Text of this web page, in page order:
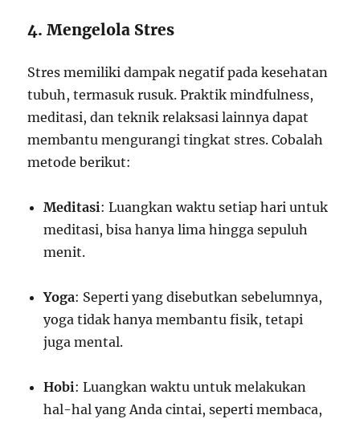
4. Mengelola Stres
Stres memiliki dampak negatif pada kesehatan
tubuh, termasuk rusuk. Praktik mindfulness,
meditasi, dan teknik relaksasi lainnya dapat
membantu mengurangi tingkat stres. Cobalah
metode berikut:
Meditasi: Luangkan waktu setiap hari untuk
meditasi, bisa hanya lima hingga sepuluh
menit.
Yoga: Seperti yang disebutkan sebelumnya,
yoga tidak hanya membantu fisik, tetapi
juga mental.
Hobi: Luangkan waktu untuk melakukan
hal-hal yang Anda cintai, seperti membaca,